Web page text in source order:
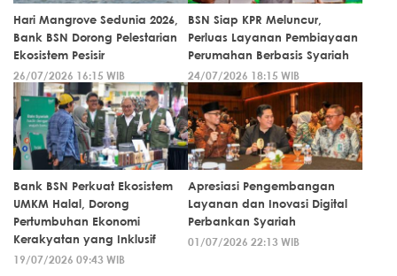
Hari Mangrove Sedunia 2026,
Bank BSN Dorong Pelestarian
Ekosistem Pesisir
26/07/2026 16:15 WIB
BSN Siap KPR Meluncur,
Perluas Layanan Pembiayaan
Perumahan Berbasis Syariah
24/07/2026 18:15 WIB
Bank BSN Perkuat Ekosistem
UMKM Halal, Dorong
Pertumbuhan Ekonomi
Kerakyatan yang Inklusif
19/07/2026 09:43 WIB
Apresiasi Pengembangan
Layanan dan Inovasi Digital
Perbankan Syariah
01/07/2026 22:13 WIB